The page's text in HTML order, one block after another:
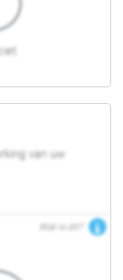
van uw
Wat is dit?